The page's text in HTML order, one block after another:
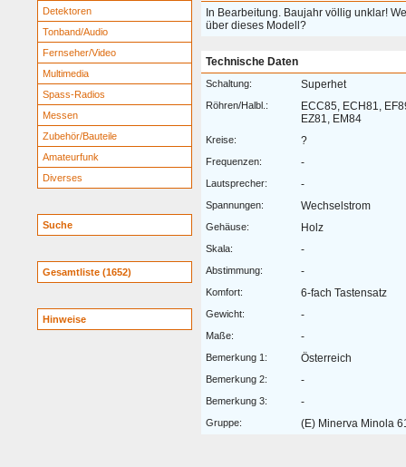
Detektoren
Tonband/Audio
Fernseher/Video
Multimedia
Spass-Radios
Messen
Zubehör/Bauteile
Amateurfunk
Diverses
Suche
Gesamtliste (1652)
Hinweise
In Bearbeitung. Baujahr völlig unklar!
über dieses Modell?
Technische Daten
Schaltung: Superhet
Röhren/Halbl.:
ECC85, ECH81,
EZ81, EM84
Kreise: ?
Frequenzen: -
Lautsprecher: -
Spannungen: Wechselstrom
Gehäuse: Holz
Skala: -
Abstimmung: -
Komfort: 6-fach Tastensatz
Gewicht: -
Maße: -
Bemerkung 1: Österreich
Bemerkung 2: -
Bemerkung 3: -
Gruppe: (E) Minerva Minola